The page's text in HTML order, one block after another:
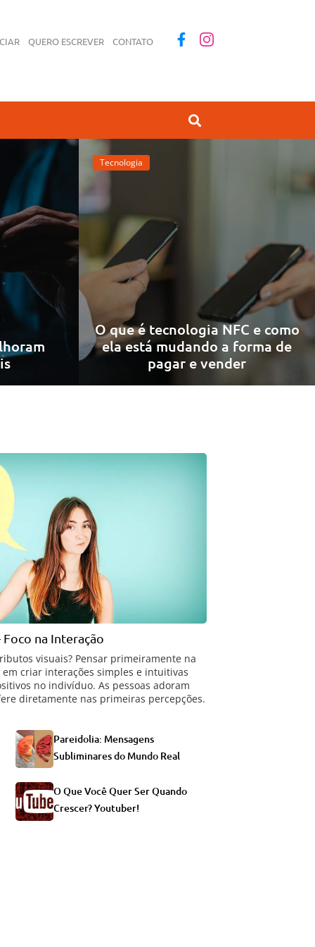
QUERO ESCREVER CONTATO
Tecnologia
O que é tecnologia NFC e como
ela está mudando a forma de
pagar e vender
na Interação
visuais? Pensar primeiramente na
criar interações simples e intuitivas
no indivíduo. As pessoas adoram
diretamente nas primeiras percepções.
Pareidolia: Mensagens
Subliminares do Mundo Real
O Que Você Quer Ser Quando
Crescer? Youtuber!